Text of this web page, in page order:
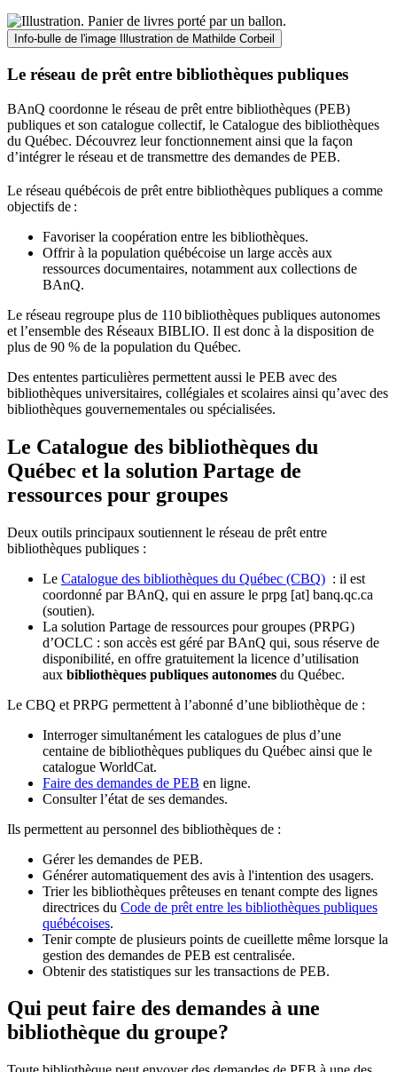
Info-bulle de l'image Illustration de Mathilde Corbeil
Le réseau de prêt entre bibliothèques publiques
BAnQ coordonne le réseau de prêt entre bibliothèques (PEB)
publiques et son catalogue collectif, le Catalogue des bibliothèques
du Québec. Découvrez leur fonctionnement ainsi que la façon
d’intégrer le réseau et de transmettre des demandes de PEB.
Le réseau québécois de prêt entre bibliothèques publiques a comme
objectifs de :
Favoriser la coopération entre les bibliothèques.
Offrir à la population québécoise un large accès aux
ressources documentaires, notamment aux collections de
BAnQ.
Le réseau regroupe plus de 110bibliothèques publiques autonomes
et l’ensemble des Réseaux BIBLIO. Il est donc à la disposition de
plus de 90 % de la population du Québec.
Des ententes particulières permettent aussi le PEB avec des
bibliothèques universitaires, collégiales et scolaires ainsi qu’avec des
bibliothèques gouvernementales ou spécialisées.
Le Catalogue des bibliothèques du
Québec et la solution Partage de
ressources pour groupes
Deux outils principaux soutiennent le réseau de prêt entre
bibliothèques publiques :
Le Catalogue des bibliothèques du Québec (CBQ) : il est
coordonné par BAnQ, qui en assure le prpg [at] banq.qc.ca
(soutien).
La solution Partage de ressources pour groupes (PRPG)
d’OCLC : son accès est géré par BAnQ qui, sous réserve de
disponibilité, en offre gratuitement la licence d’utilisation
aux bibliothèques publiques autonomes du Québec.
Le CBQ et PRPG permettent à l’abonné d’une bibliothèque de :
Interroger simultanément les catalogues de plus d’une
centaine de bibliothèques publiques du Québec ainsi que le
catalogue WorldCat.
Faire des demandes de PEB en ligne.
Consulter l’état de ses demandes.
Ils permettent au personnel des bibliothèques de :
Gérer les demandes de PEB.
Générer automatiquement des avis à l'intention des usagers.
Trier les bibliothèques prêteuses en tenant compte des lignes
directrices du Code de prêt entre les bibliothèques publiques
québécoises.
Tenir compte de plusieurs points de cueillette même lorsque la
gestion des demandes de PEB est centralisée.
Obtenir des statistiques sur les transactions de PEB.
Qui peut faire des demandes à une
bibliothèque du groupe?